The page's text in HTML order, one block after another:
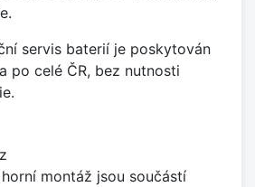
servis baterií je poskytován
po celé ČR, bez nutnosti
montáž jsou součástí